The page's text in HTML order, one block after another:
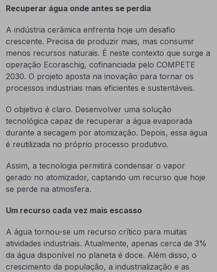
Recuperar água onde antes se perdia
A indústria cerâmica enfrenta hoje um desafio
crescente. Precisa de produzir mais, mas consumir
menos recursos naturais. É neste contexto que surge a
operação Ecoraschig, cofinanciada pelo COMPETE
2030. O projeto aposta na inovação para tornar os
processos industriais mais eficientes e sustentáveis.
O objetivo é claro. Desenvolver uma solução
tecnológica capaz de recuperar a água evaporada
durante a secagem por atomização. Depois, essa água
é reutilizada no próprio processo produtivo.
Assim, a tecnologia permitirá condensar o vapor
gerado no atomizador, captando um recurso que hoje
se perde na atmosfera.
Um recurso cada vez mais escasso
A água tornou-se um recurso crítico para muitas
atividades industriais. Atualmente, apenas cerca de 3%
da água disponível no planeta é doce. Além disso, o
crescimento da população, a industrialização e as